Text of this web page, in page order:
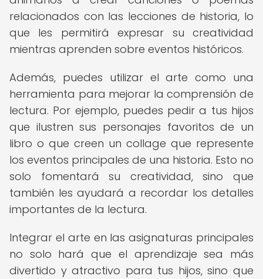
relacionados con las lecciones de historia, lo
que les permitirá expresar su creatividad
mientras aprenden sobre eventos históricos.
Además, puedes utilizar el arte como una
herramienta para mejorar la comprensión de
lectura. Por ejemplo, puedes pedir a tus hijos
que ilustren sus personajes favoritos de un
libro o que creen un collage que represente
los eventos principales de una historia. Esto no
solo fomentará su creatividad, sino que
también les ayudará a recordar los detalles
importantes de la lectura.
Integrar el arte en las asignaturas principales
no solo hará que el aprendizaje sea más
divertido y atractivo para tus hijos, sino que